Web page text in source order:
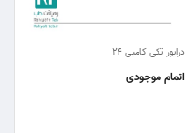
درایور تکی کامبی 24
اتمام موجودی